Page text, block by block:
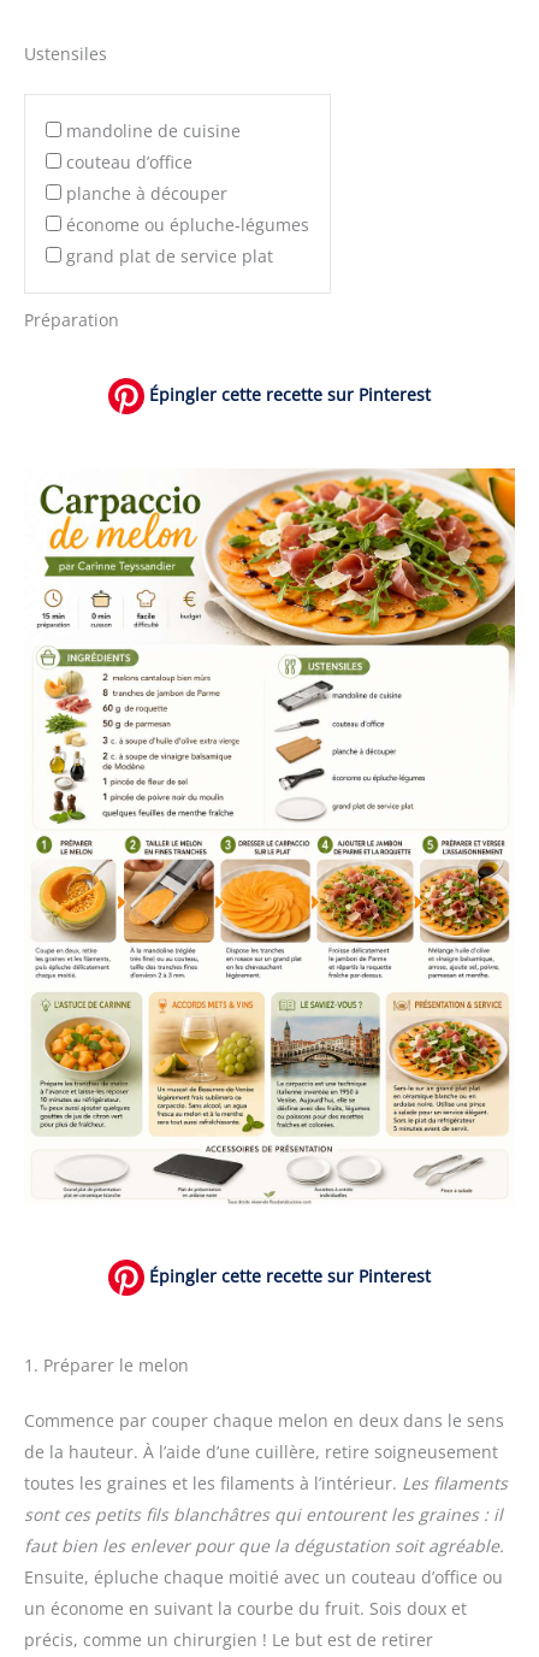
Ustensiles
mandoline de cuisine
couteau d’office
planche à découper
économe ou épluche-légumes
grand plat de service plat
Préparation
Épingler cette recette sur Pinterest
Épingler cette recette sur Pinterest
1. Préparer le melon
Commence par couper chaque melon en deux dans le sens
de la hauteur. À l’aide d’une cuillère, retire soigneusement
toutes les graines et les filaments à l’intérieur. Les filaments
sont ces petits fils blanchâtres qui entourent les graines : il
faut bien les enlever pour que la dégustation soit agréable.
Ensuite, épluche chaque moitié avec un couteau d’office ou
un économe en suivant la courbe du fruit. Sois doux et
précis, comme un chirurgien ! Le but est de retirer